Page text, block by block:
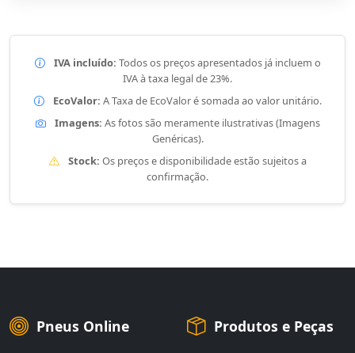
IVA incluído: Todos os preços apresentados já incluem o
IVA à taxa legal de 23%.
EcoValor: A Taxa de EcoValor é somada ao valor unitário.
Imagens: As fotos são meramente ilustrativas (Imagens
Genéricas).
Stock: Os preços e disponibilidade estão sujeitos a
confirmação.
Pneus Online Produtos e Peças